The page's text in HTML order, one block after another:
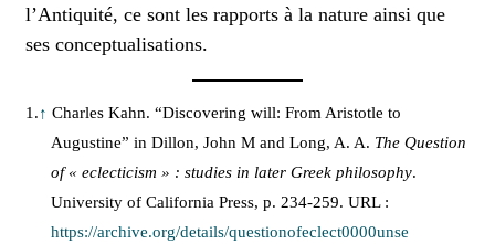
l’Antiquité, ce sont les rapports à la nature ainsi que
ses conceptualisations.
1.↑ Charles Kahn. “Discovering will: From Aristotle to
Augustine” in Dillon, John M and Long, A. A. The Question
of « eclecticism » : studies in later Greek philosophy.
University of California Press, p. 234-259. URL :
https://archive.org/details/questionofeclect0000unse